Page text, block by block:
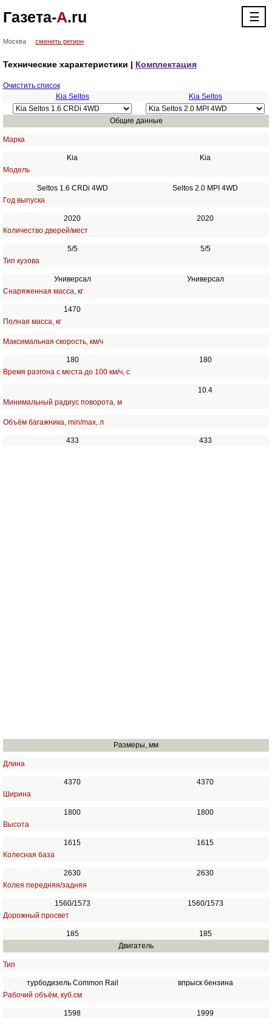
Газета-А.ru ☰
Москва сменить регион
Технические характеристики | Комплектация
Очистить список
Kia Seltos
Kia Seltos
Общие данные
Марка
Kia
Kia
Модель
Seltos 1.6 CRDi 4WD
Seltos 2.0 MPI 4WD
Год выпуска
2020
2020
Количество дверей/мест
5/5
5/5
Тип кузова
Универсал
Универсал
Снаряженная масса, кг
1470
Полная масса, кг
Максимальная скорость, км/ч
180
180
Время разгона с места до 100 км/ч, с
10.4
Минимальный радиус поворота, м
Объём багажника, min/max, л
433 433
Размеры, мм
Длина
4370
4370
Ширина
1800
1800
Высота
1615
1615
Колесная база
2630
2630
Колея передняя/задняя
1560/1573
1560/1573
Дорожный просвет
185
185
Двигатель
Тип
турбодизель Common Rail
впрыск бензина
Рабочий объём, куб.см
1598
1999